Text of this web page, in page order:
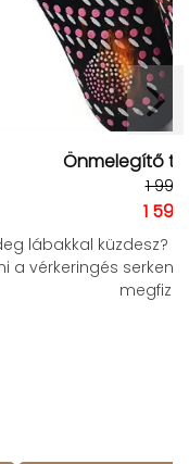
zokni
önmelegítő
segíthet! Meleg és